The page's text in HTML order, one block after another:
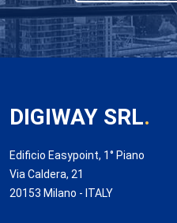
DIGIWAY SRL.
Edificio Easypoint, 1° Piano
Via Caldera, 21
20153 Milano - ITALY